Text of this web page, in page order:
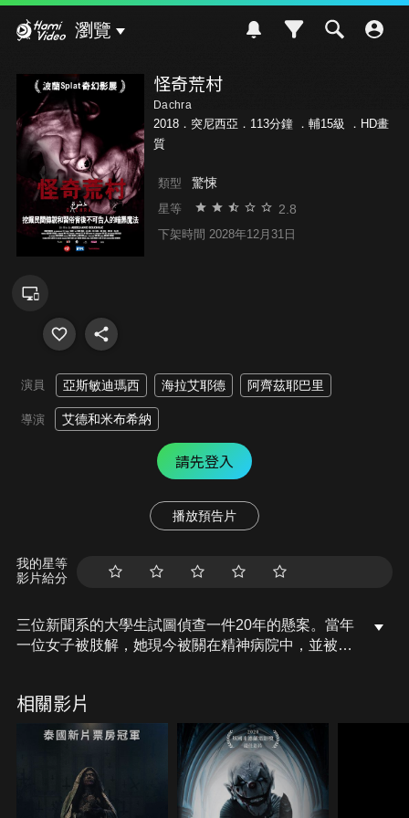
瀏覽
怪奇荒村
Dachra
2018．突尼西亞．113分鐘 ． 輔15級
．HD畫
質
類型 驚悚
星等 2.8
下架時間 2028年12月31日
演員 亞斯敏迪瑪西 海拉艾耶德 阿齊茲耶巴里
導演 艾德和米布希納
請先登入
播放預告片
我的星等
影片給分
三位新聞系的大學生試圖偵查一件20年的懸案。當年
一位女子被肢解，她現今被關在精神病院中，並被當
宿，而意外發現小鎮祕密的他們，必須在被殺害前逃
相關影片